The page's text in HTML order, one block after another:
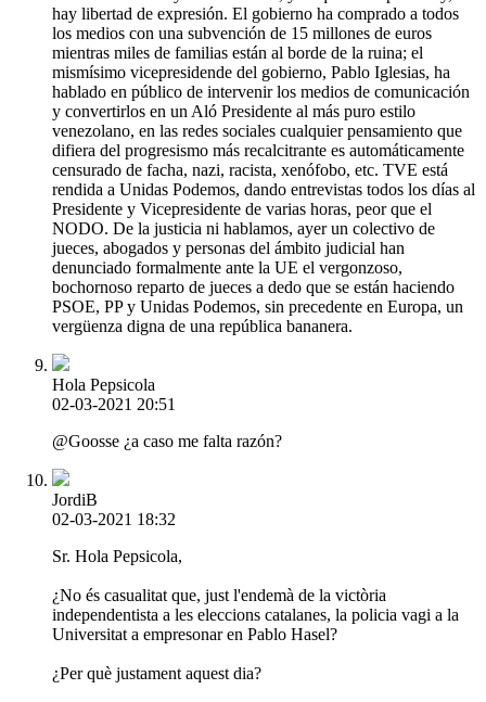
hay libertad de expresión. El gobierno ha comprado a todos
los medios con una subvención de 15 millones de euros
mientras miles de familias están al borde de la ruina; el
mismísimo vicepresidende del gobierno, Pablo Iglesias, ha
hablado en público de intervenir los medios de comunicación
y convertirlos en un Aló Presidente al más puro estilo
venezolano, en las redes sociales cualquier pensamiento que
difiera del progresismo más recalcitrante es automáticamente
censurado de facha, nazi, racista, xenófobo, etc. TVE está
rendida a Unidas Podemos, dando entrevistas todos los días al
Presidente y Vicepresidente de varias horas, peor que el
NODO. De la justicia ni hablamos, ayer un colectivo de
jueces, abogados y personas del ámbito judicial han
denunciado formalmente ante la UE el vergonzoso,
bochornoso reparto de jueces a dedo que se están haciendo
PSOE, PP y Unidas Podemos, sin precedente en Europa, un
vergüenza digna de una república bananera.
Hola Pepsicola
02-03-2021 20:51
@Goosse ¿a caso me falta razón?
JordiB
02-03-2021 18:32
Sr. Hola Pepsicola,
¿No és casualitat que, just l'endemà de la victòria
independentista a les eleccions catalanes, la policia vagi a la
Universitat a empresonar en Pablo Hasel?
¿Per què justament aquest dia?